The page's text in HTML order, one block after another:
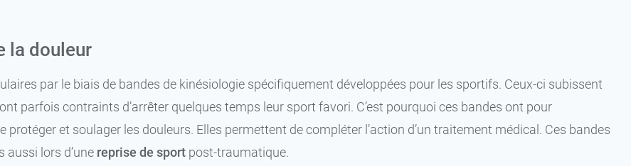
la douleur
par le biais de bandes de kinésiologie spécifiquement développées pour les sportifs. Ceux-ci subissent
parfois contraints d’arrêter quelques temps leur sport favori. C’est pourquoi ces bandes ont pour
protéger et soulager les douleurs. Elles permettent de compléter l’action d’un traitement médical. Ces bandes
aussi lors d’une reprise de sport post-traumatique.